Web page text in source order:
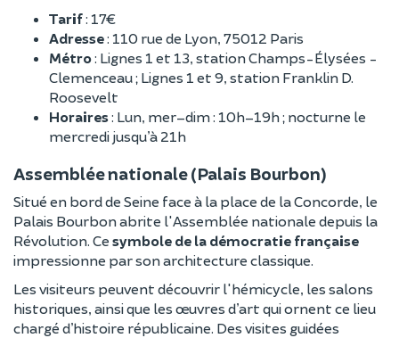
Tarif: 17€
Adresse: 110 rue de Lyon, 75012 Paris
Métro: Lignes 1 et 13, station Champs-Élysées -
Clemenceau ; Lignes 1 et 9, station Franklin D.
Roosevelt
Horaires: Lun, mer–dim : 10h–19h ; nocturne le
mercredi jusqu’à 21h
Assemblée nationale (Palais Bourbon)
Situé en bord de Seine face à la place de la Concorde, le
Palais Bourbon abrite l'Assemblée nationale depuis la
Révolution. Ce symbole de la démocratie française
impressionne par son architecture classique.
Les visiteurs peuvent découvrir l'hémicycle, les salons
historiques, ainsi que les œuvres d’art qui ornent ce lieu
chargé d’histoire républicaine. Des visites guidées